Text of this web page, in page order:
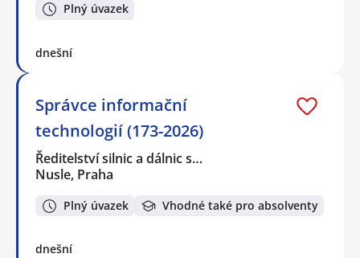
Plný úvazek
dnešní
Správce informační
technologií (173-2026)
Ředitelství silnic a dálnic s…
Nusle, Praha
Plný úvazek Vhodné také pro absolventy
dnešní